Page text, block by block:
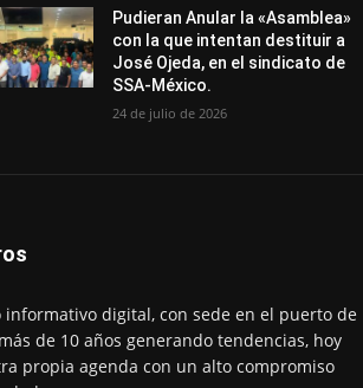
Pudieran Anular la «Asamblea»
con la que intentan destituir a
José Ojeda, en el sindicato de
SSA-México.
24 de julio de 2026
informativo digital, con sede en el puerto de
de 10 años generando tendencias, hoy
propia agenda con un alto compromiso